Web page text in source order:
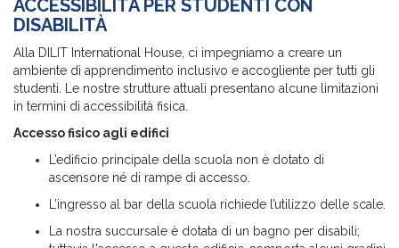
ACCESSIBILITÀ PER STUDENTI CON
DISABILITÀ
Alla DILIT International House, ci impegniamo a creare un
ambiente di apprendimento inclusivo e accogliente per tutti gli
studenti. Le nostre strutture attuali presentano alcune limitazioni
in termini di accessibilità fisica.
Accesso fisico agli edifici
L’edificio principale della scuola non è dotato di
ascensore né di rampe di accesso.
L’ingresso al bar della scuola richiede l’utilizzo delle scale.
La nostra succursale è dotata di un bagno per disabili;